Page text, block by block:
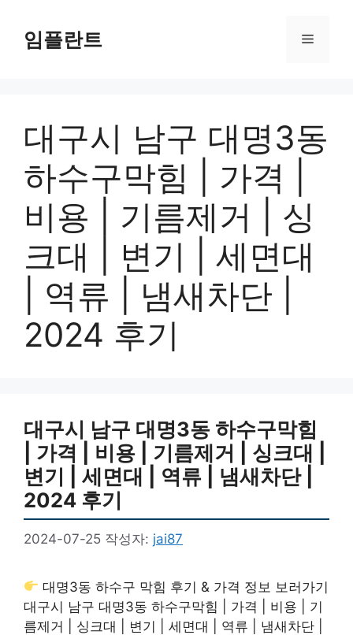
임플란트 메
대구시 남구 대명3동
하수구막힘 | 가격 |
비용 | 기름제거 | 싱
크대 | 변기 | 세면대
| 역류 | 냄새차단 |
2024 후기
대구시 남구 대명3동 하수구막힘
| 가격 | 비용 | 기름제거 | 싱크대 |
변기 | 세면대 | 역류 | 냄새차단 |
2024 후기
2024-07-25 작성자: jai87
대명3동 하수구 막힘 후기 & 가격 정보 보러가기
대구시 남구 대명3동 하수구막힘 | 가격 | 비용 | 기
름제거 | 싱크대 | 변기 | 세면대 | 역류 | 냄새차단 |